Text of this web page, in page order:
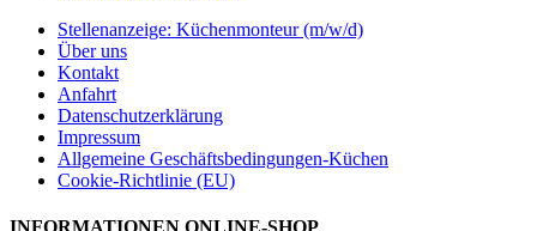
Stellenanzeige: Küchenmonteur (m/w/d)
Über uns
Kontakt
Anfahrt
Datenschutzerklärung
Impressum
Allgemeine Geschäftsbedingungen-Küchen
Cookie-Richtlinie (EU)
INFORMATIONEN ONLINE-SHOP